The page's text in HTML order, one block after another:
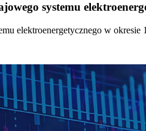
systemu
elektroenergetycznego w okresie